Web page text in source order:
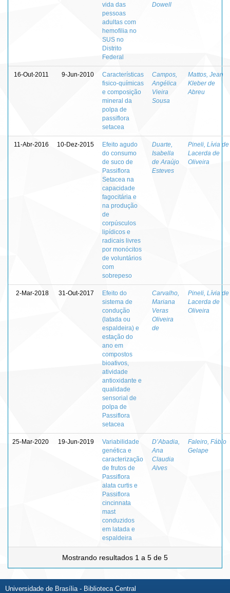
vida das
pessoas
adultas com
hemofilia no
SUS no
Distrito
Federal
Dowell
16-Out-2011 9-Jun-2010
Características
fisico-químicas
e composição
mineral da
polpa de
passiflora
setacea
Campos,
Angélica
Vieira
Sousa
Mattos, Jean
Kleber de
Abreu
11-Abr-2016 10-Dez-2015
Efeito agudo
do consumo
de suco de
Passiflora
Setacea na
capacidade
fagocitária e
na produção
de
corpúsculos
lipídicos e
radicais livres
por monócitos
de voluntários
com
sobrepeso
Duarte,
Isabella
de Araújo
Esteves
Pineli, Lívia de
Lacerda de
Oliveira
2-Mar-2018 31-Out-2017
Efeito do
sistema de
condução
(latada ou
espaldeira) e
estação do
ano em
compostos
bioativos,
atividade
antioxidante e
qualidade
sensorial de
polpa de
Passiflora
setacea
Carvalho,
Mariana
Veras
Oliveira
de
Pineli, Lívia de
Lacerda de
Oliveira
25-Mar-2020 19-Jun-2019
Variabilidade
genética e
caracterização
de frutos de
Passiflora
alata curtis e
Passiflora
cincinnata
mast
conduzidos
em latada e
espaldeira
D’Abadia,
Ana
Claudia
Alves
Faleiro, Fábio
Gelape
Mostrando resultados 1 a 5 de 5
Universidade de Brasília - Biblioteca Central